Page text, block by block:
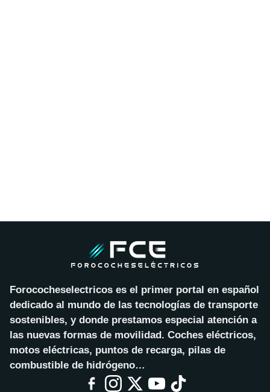
Forococheselectricos es el primer portal en español
dedicado al mundo de las tecnologías de transporte
sostenibles, y donde prestamos especial atención a
las nuevas formas de movilidad. Coches eléctricos,
motos eléctricas, puntos de recarga, pilas de
combustible de hidrógeno…